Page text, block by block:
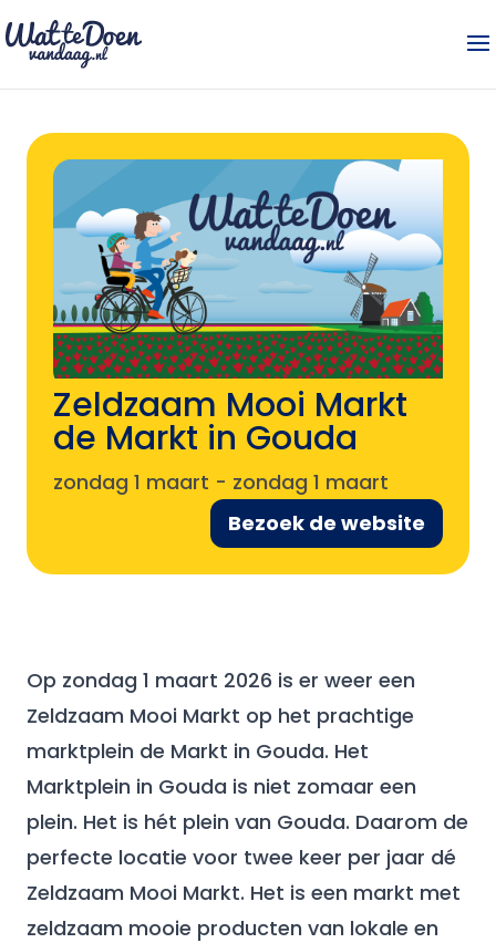
Zeldzaam Mooi Markt
de Markt in Gouda
zondag 1 maart - zondag 1 maart
Bezoek de website
Op zondag 1 maart 2026 is er weer een
Zeldzaam Mooi Markt op het prachtige
marktplein de Markt in Gouda. Het
Marktplein in Gouda is niet zomaar een
plein. Het is hét plein van Gouda. Daarom de
perfecte locatie voor twee keer per jaar dé
Zeldzaam Mooi Markt. Het is een markt met
zeldzaam mooie producten van lokale en